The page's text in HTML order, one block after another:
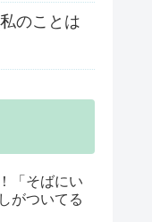
のことは
「そばにい
がついてる